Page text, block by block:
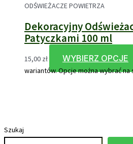
Szukaj
ODŚWIEŻACZE POWIETRZA
Dekoracyjny
Patyczkami 100 ml
15,00 zł WYBIERZ OPCJE
wariantów. Opcje można wybrać